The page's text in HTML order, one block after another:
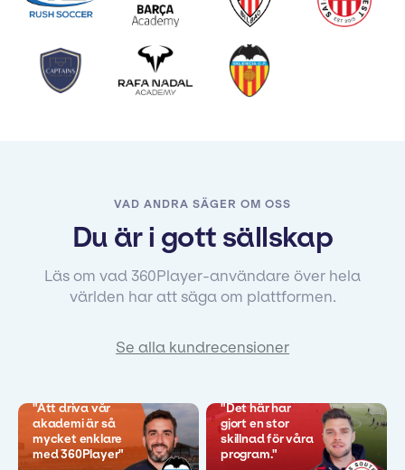
VAD ANDRA SÄGER OM OSS
Du är i gott sällskap
Läs om vad 360Player-användare över hela
världen har att säga om plattformen.
Se alla kundrecensioner
"Att driva vår
akademi är så
mycket enklare
med 360Player"
"Det här har
gjort en stor
skillnad för våra
program."